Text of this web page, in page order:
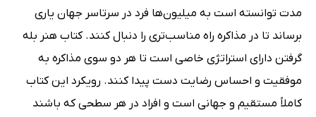
مدت توانسته است به میلیون‌ها فرد در سرتاسر جهان یاری
برساند تا در مذاکره راه مناسب‌تری را دنبال کنند. کتاب هنر بله
گرفتن دارای استراتژی خاصی است تا هر دو سوی مذاکره به
موفقیت و احساس رضایت دست پیدا کنند. رویکرد این کتاب
کاملاً مستقیم و جهانی است و افراد در هر سطحی که باشند